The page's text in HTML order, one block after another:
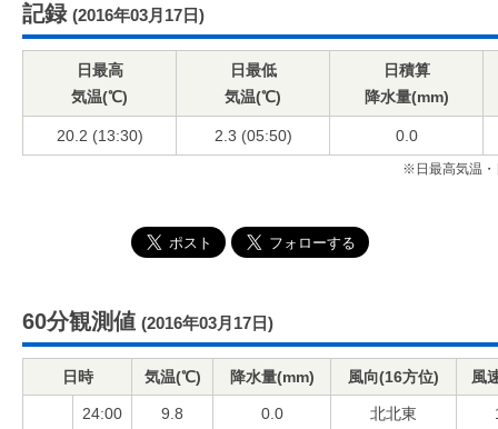
記録 (2016年03月17日)
日最高
気温(℃)
日最低
気温(℃)
日積算
降水量(mm)
20.2 (13:30) 2.3 (05:50) 0.0
※日最高気温・
60分観測値 (2016年03月17日)
日時 気温(℃) 降水量(mm) 風向(16方位) 風
24:00 9.8 0.0 北北東